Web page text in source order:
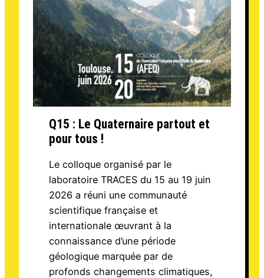
Q15 : Le Quaternaire partout et
pour tous !
Le colloque organisé par le
laboratoire TRACES du 15 au 19 juin
2026 a réuni une communauté
scientifique française et
internationale œuvrant à la
connaissance d’une période
géologique marquée par de
profonds changements climatiques,